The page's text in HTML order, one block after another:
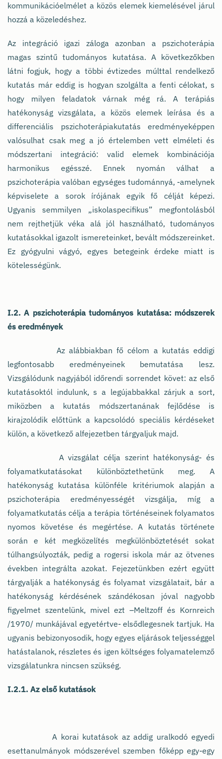
kommunikációelmélet a közös elemek kiemelésével járul
hozzá a közeledéshez.
Az integráció igazi záloga azonban a pszichoterápia
magas szintű tudományos kutatása. A következőkben
látni fogjuk, hogy a többi évtizedes múlttal rendelkező
kutatás már eddig is hogyan szolgálta a fenti célokat, s
hogy milyen feladatok várnak még rá. A terápiás
hatékonyság vizsgálata, a közös elemek leírása és a
differenciális pszichoterápiakutatás eredményeképpen
valósulhat csak meg a jó értelemben vett elméleti és
módszertani integráció: valid elemek kombinációja
harmonikus egésszé. Ennek nyomán válhat a
pszichoterápia valóban egységes tudománnyá, -amelynek
képviselete a sorok írójának egyik fő célját képezi.
Ugyanis semmilyen „iskolaspecifikus” megfontolásból
nem rejthetjük véka alá jól használható, tudományos
kutatásokkal igazolt ismereteinket, bevált módszereinket.
Ez gyógyulni vágyó, egyes betegeink érdeke miatt is
kötelességünk.
I.2. A pszichoterápia tudományos kutatása: módszerek
és eredmények
Az alábbiakban fő célom a kutatás eddigi
legfontosabb eredményeinek bemutatása lesz.
Vizsgálódunk nagyjából időrendi sorrendet követ: az első
kutatásoktól indulunk, s a legújabbakkal zárjuk a sort,
miközben a kutatás módszertanának fejlődése is
kirajzolódik előttünk a kapcsolódó speciális kérdéseket
külön, a következő alfejezetben tárgyaljuk majd.
A vizsgálat célja szerint hatékonyság- és
folyamatkutatásokat különböztethetünk meg. A
hatékonyság kutatása különféle kritériumok alapján a
pszichoterápia eredményességét vizsgálja, míg a
folyamatkutatás célja a terápia történéseinek folyamatos
nyomos követése és megértése. A kutatás története
során e két megközelítés megkülönböztetését sokat
túlhangsúlyozták, pedig a rogersi iskola már az ötvenes
években integrálta azokat. Fejezetünkben ezért együtt
tárgyalják a hatékonyság és folyamat vizsgálatait, bár a
hatékonyság kérdésének szándékosan jóval nagyobb
figyelmet szentelünk, mivel ezt –Meltzoff és Kornreich
/1970/ munkájával egyetértve- elsődlegesnek tartjuk. Ha
ugyanis bebizonyosodik, hogy egyes eljárások teljességgel
hatástalanok, részletes és igen költséges folyamatelemző
vizsgálatunkra nincsen szükség.
I.2.1. Az első kutatások
A korai kutatások az addig uralkodó egyedi
esettanulmányok módszerével szemben főképp egy-egy